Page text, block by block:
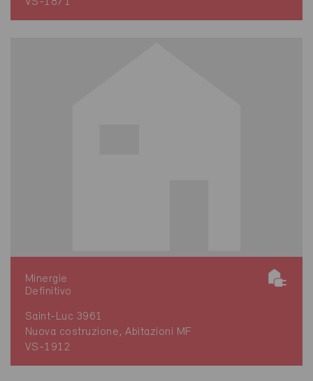
VS-1871
Minergie
Definitivo
Saint-Luc 3961
Nuova costruzione, Abitazioni MF
VS-1912